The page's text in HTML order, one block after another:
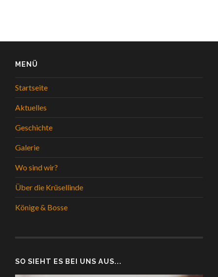
MENÜ
Startseite
Aktuelles
Geschichte
Galerie
Wo sind wir?
Über die Krüsellinde
Könige & Bosse
SO SIEHT ES BEI UNS AUS...